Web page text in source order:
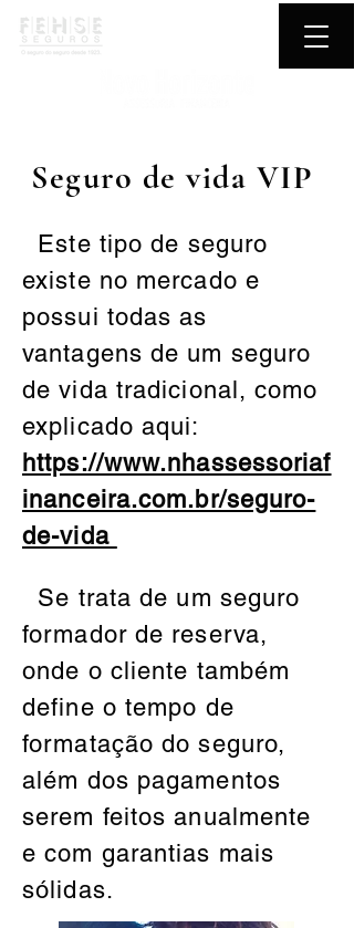
Seguro de vida VIP
Este tipo de seguro
existe no mercado e
possui todas as
vantagens de um seguro
de vida tradicional, como
explicado aqui:
https://www.nhassessoriaf
inanceira.com.br/seguro-
de-vida
Se trata de um seguro
formador de reserva,
onde o cliente também
define o tempo de
formatação do seguro,
além dos pagamentos
serem feitos anualmente
e com garantias mais
sólidas.